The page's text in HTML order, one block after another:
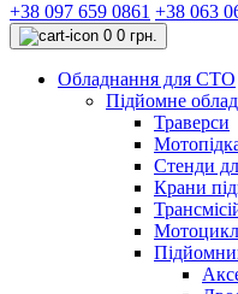
+38 097 659 0861 +38 063
0 0 грн.
Обладнання для СТО
Підйомне
Траверси
Стенди
Крани